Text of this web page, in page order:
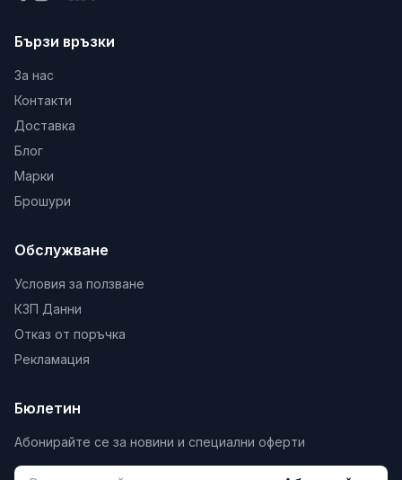
Бързи връзки
За нас
Контакти
Доставка
Блог
Марки
Брошури
Обслужване
Условия за ползване
КЗП Данни
Отказ от поръчка
Рекламация
Бюлетин
Абонирайте се за новини и специални оферти